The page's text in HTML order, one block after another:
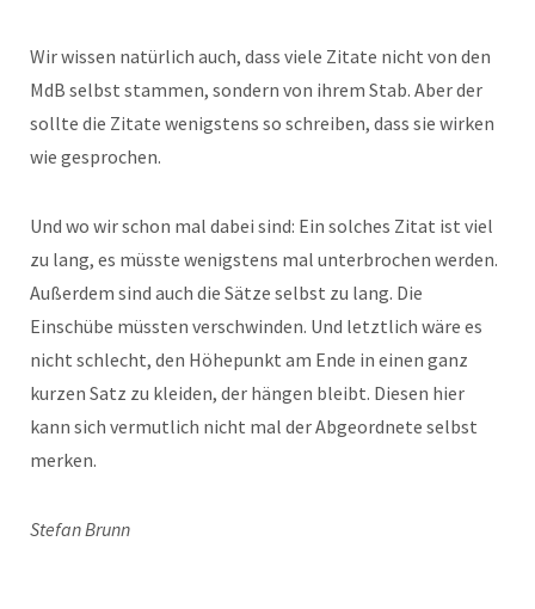
Wir wissen natürlich auch, dass viele Zitate nicht von den
MdB selbst stammen, sondern von ihrem Stab. Aber der
sollte die Zitate wenigstens so schreiben, dass sie wirken
wie gesprochen.
Und wo wir schon mal dabei sind: Ein solches Zitat ist viel
zu lang, es müsste wenigstens mal unterbrochen werden.
Außerdem sind auch die Sätze selbst zu lang. Die
Einschübe müssten verschwinden. Und letztlich wäre es
nicht schlecht, den Höhepunkt am Ende in einen ganz
kurzen Satz zu kleiden, der hängen bleibt. Diesen hier
kann sich vermutlich nicht mal der Abgeordnete selbst
merken.
Stefan Brunn